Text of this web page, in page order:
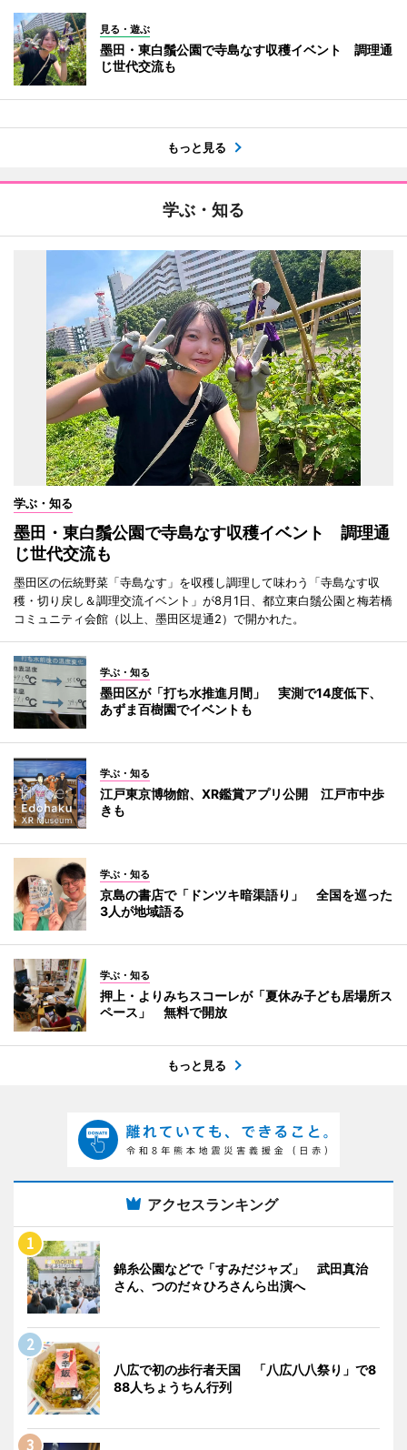
見る・遊ぶ
墨田・東白鬚公園で寺島なす収穫イベント 調理通
じ世代交流も
もっと見る
学ぶ・知る
学ぶ・知る
墨田・東白鬚公園で寺島なす収穫イベント 調理通
じ世代交流も
墨田区の伝統野菜「寺島なす」を収穫し調理して味わう「寺島なす収
穫・切り戻し＆調理交流イベント」が8月1日、都立東白鬚公園と梅若橋
コミュニティ会館（以上、墨田区堤通2）で開かれた。
学ぶ・知る
墨田区が「打ち水推進月間」 実測で14度低下、
あずま百樹園でイベントも
学ぶ・知る
江戸東京博物館、XR鑑賞アプリ公開 江戸市中歩
きも
学ぶ・知る
京島の書店で「ドンツキ暗渠語り」 全国を巡った
3人が地域語る
学ぶ・知る
押上・よりみちスコーレが「夏休み子ども居場所ス
ペース」 無料で開放
もっと見る
アクセスランキング
錦糸公園などで「すみだジャズ」 武田真治
さん、つのだ☆ひろさんら出演へ
八広で初の歩行者天国 「八広八八祭り」で8
88人ちょうちん行列